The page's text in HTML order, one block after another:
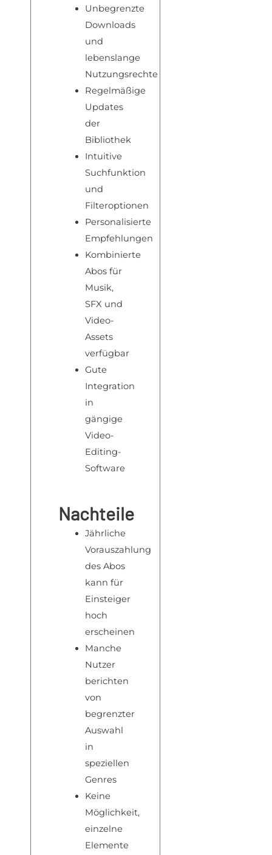
Unbegrenzte
Downloads
und
lebenslange
Nutzungsrechte
Regelmäßige
Updates
der
Bibliothek
Intuitive
Suchfunktion
und
Filteroptionen
Personalisierte
Empfehlungen
Kombinierte
Abos für
Musik,
SFX und
Video-
Assets
verfügbar
Gute
Integration
in
gängige
Video-
Editing-
Software
Nachteile
Jährliche
Vorauszahlung
des Abos
kann für
Einsteiger
hoch
erscheinen
Manche
Nutzer
berichten
von
begrenzter
Auswahl
in
speziellen
Genres
Keine
Möglichkeit,
einzelne
Elemente